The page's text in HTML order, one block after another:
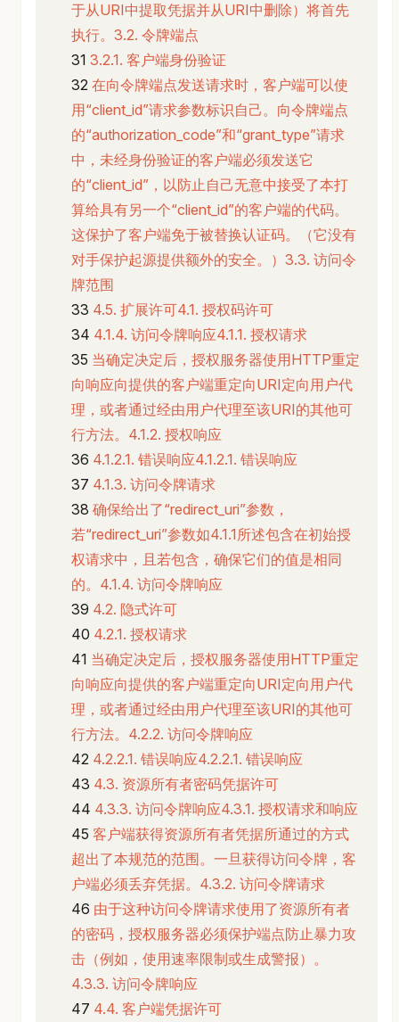
于从URI中提取凭据并从URI中删除）将首先
执行。3.2. 令牌端点
3.2.1. 客户端身份验证
在向令牌端点发送请求时，客户端可以使
用“client_id”请求参数标识自己。向令牌端点
的“authorization_code”和“grant_type”请求
中，未经身份验证的客户端必须发送它
的“client_id”，以防止自己无意中接受了本打
算给具有另一个“client_id”的客户端的代码。
这保护了客户端免于被替换认证码。（它没有
对手保护起源提供额外的安全。）3.3. 访问令
牌范围
4.5. 扩展许可4.1. 授权码许可
4.1.4. 访问令牌响应4.1.1. 授权请求
当确定决定后，授权服务器使用HTTP重定
向响应向提供的客户端重定向URI定向用户代
理，或者通过经由用户代理至该URI的其他可
行方法。4.1.2. 授权响应
4.1.2.1. 错误响应4.1.2.1. 错误响应
4.1.3. 访问令牌请求
确保给出了“redirect_uri”参数，
若“redirect_uri”参数如4.1.1所述包含在初始授
权请求中，且若包含，确保它们的值是相同
的。4.1.4. 访问令牌响应
4.2. 隐式许可
4.2.1. 授权请求
当确定决定后，授权服务器使用HTTP重定
向响应向提供的客户端重定向URI定向用户代
理，或者通过经由用户代理至该URI的其他可
行方法。4.2.2. 访问令牌响应
4.2.2.1. 错误响应4.2.2.1. 错误响应
4.3. 资源所有者密码凭据许可
4.3.3. 访问令牌响应4.3.1. 授权请求和响应
客户端获得资源所有者凭据所通过的方式
超出了本规范的范围。一旦获得访问令牌，客
户端必须丢弃凭据。4.3.2. 访问令牌请求
由于这种访问令牌请求使用了资源所有者
的密码，授权服务器必须保护端点防止暴力攻
击（例如，使用速率限制或生成警报）。
4.3.3. 访问令牌响应
4.4. 客户端凭据许可